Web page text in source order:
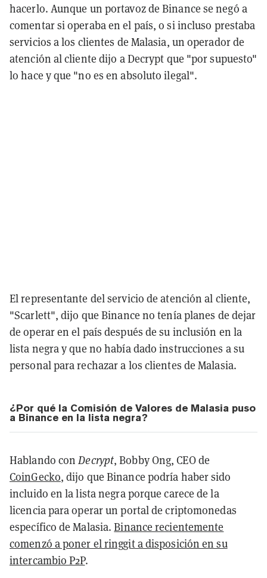
hacerlo. Aunque un portavoz de Binance se negó a
comentar si operaba en el país, o si incluso prestaba
servicios a los clientes de Malasia, un operador de
atención al cliente dijo a Decrypt que "por supuesto"
lo hace y que "no es en absoluto ilegal".
El representante del servicio de atención al cliente,
"Scarlett", dijo que Binance no tenía planes de dejar
de operar en el país después de su inclusión en la
lista negra y que no había dado instrucciones a su
personal para rechazar a los clientes de Malasia.
¿Por qué la Comisión de Valores de Malasia puso
a Binance en la lista negra?
Hablando conDecrypt, Bobby Ong, CEO de
CoinGecko, dijo que Binance podría haber sido
incluido en la lista negra porque carece de la
licencia para operar un portal de criptomonedas
específico de Malasia.Binance recientemente
comenzó a poner el ringgit a disposición en su
intercambio P2P.